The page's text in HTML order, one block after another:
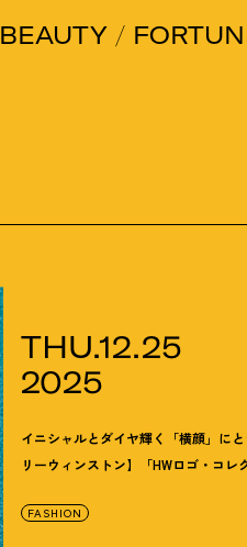
BEAUTY
THU.12.25
2025
イニシャルとダイヤ輝く「横顔」に
リーウィンストン】「HWロゴ・コレ
FASHION